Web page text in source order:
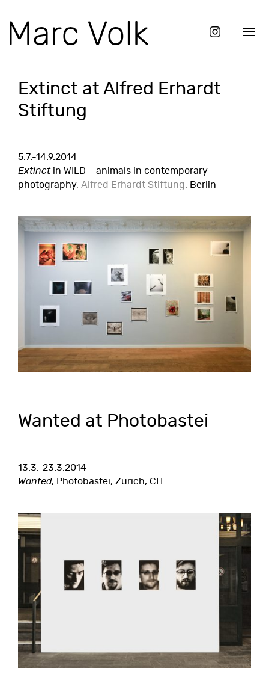
Extinct at Alfred Erhardt
Stiftung
5.7.-14.9.2014
Extinctin WILD – animals in contemporary
photography, Alfred Erhardt Stiftung, Berlin
Wanted at Photobastei
13.3.-23.3.2014
Wanted, Photobastei, Zürich, CH